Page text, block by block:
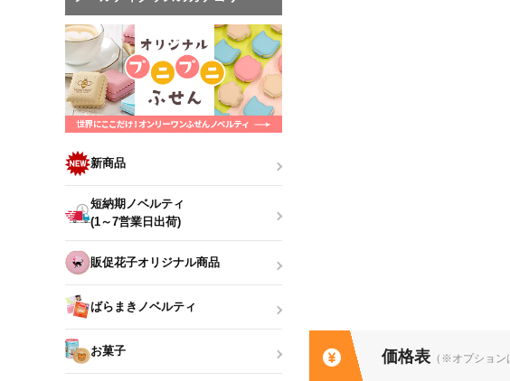
価格表 （※オプション
新商品
短納期ノベルティ
(1～7営業日出荷)
販促花子オリジナル商品
ばらまきノベルティ
お菓子